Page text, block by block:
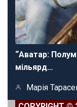
“Аватар:
мільярд…
Марія